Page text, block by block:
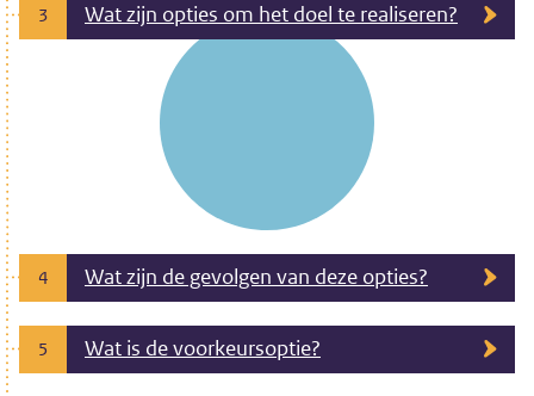
3 Wat zijn opties om het doel te realiseren?
4 Wat zijn de gevolgen van deze opties?
5 Wat is de voorkeursoptie?